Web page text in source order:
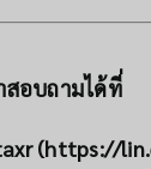
สอบถามได้ที่
(https://